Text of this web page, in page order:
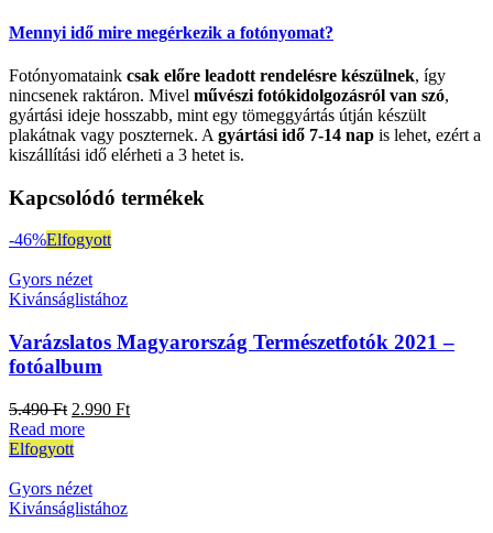
Mennyi idő mire megérkezik a fotónyomat?
Fotónyomataink csak előre leadott rendelésre készülnek, így
nincsenek raktáron. Mivel művészi fotókidolgozásról van szó,
gyártási ideje hosszabb, mint egy tömeggyártás útján készült
plakátnak vagy poszternek. A gyártási idő 7-14 nap is lehet, ezért a
kiszállítási idő elérheti a 3 hetet is.
Kapcsolódó termékek
-46%Elfogyott
Gyors nézet
Kivánságlistához
Varázslatos Magyarország Természetfotók 2021 –
fotóalbum
5.490Ft 2.990 Ft
Read more
Elfogyott
Gyors nézet
Kivánságlistához